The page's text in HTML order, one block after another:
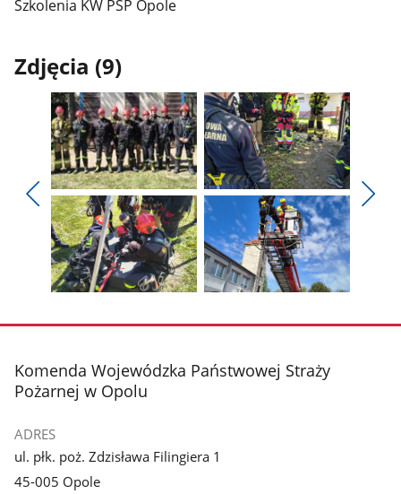
Szkolenia KW PSP Opole
Zdjęcia (9)
Pokaż
poprzednie
zdjęcia
Pokaż
zdjęcie
1
z
galerii.
Pokaż
zdjęcie
2
z
galerii.
zdjęcie
galerii.
zdjęcie
galerii.
stopka
Komenda Wojewódzka Państwowej Straży
Pożarnej w Opolu
ADRES
ul. płk. poż. Zdzisława Filingiera 1
45-005 Opole